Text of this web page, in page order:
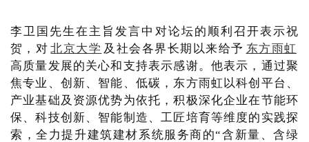
李卫国先生在主旨发言中对论坛的顺利召开表示祝
贺，对 北京大学 及社会各界长期以来给予 东方雨虹
高质量发展的关心和支持表示感谢。他表示，通过聚
焦专业、创新、智能、低碳，东方雨虹以科创平台、
产业基础及资源优势为依托，积极深化企业在节能环
保、科技创新、智能制造、工匠培育等维度的实践探
索，全力提升建筑建材系统服务商的“含新量、含绿